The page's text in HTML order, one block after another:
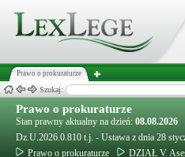
Prawo o prokuraturze
Szukaj:
Prawo o prokuraturze
Stan prawny aktualny na dzień: 08.08.2026
Dz.U.2026.0.810 t.j. - Ustawa z dnia 28
Prawo o prokuraturze
DZIAŁ V.